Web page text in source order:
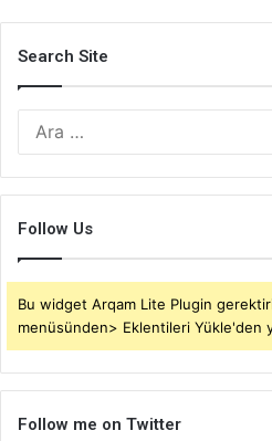
Search Site
Follow Us
Bu widget Arqam Lite Plugin
menüsünden> Eklentileri Yükle'den
Follow me on Twitter